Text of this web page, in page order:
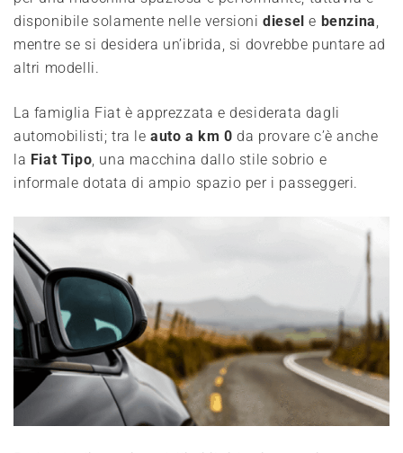
disponibile solamente nelle versionidiesel e benzina,
mentre se si desidera un’ibrida, si dovrebbe puntare ad
altri modelli.
La famiglia Fiat è apprezzata e desiderata dagli
automobilisti; tra leauto a km 0 da provare c’è anche
la Fiat Tipo, una macchina dallo stile sobrio e
informale dotata di ampio spazio per i passeggeri.